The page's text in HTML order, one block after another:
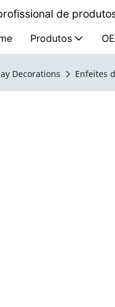
de
Produtos
Decorations Enfeites